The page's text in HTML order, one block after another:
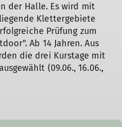
der Halle. Es wird mit
Klettergebiete
Prüfung zum
Ab 14 Jahren. Aus
die drei Kurstage mit
(09.06., 16.06.,